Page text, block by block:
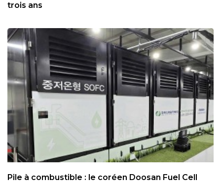
trois ans
Pile à combustible : le coréen Doosan Fuel Cell